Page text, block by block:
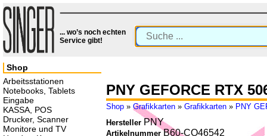
... wo’s noch echten
Service gibt!
PNY GEFORCE RTX
Shop » Grafikkarten » Grafikkarten » PNY
Hersteller PNY
ArtikelnummerB60-CO46542
Shop
Arbeitsstationen
Notebooks, Tablets
Eingabe
KASSA, POS
Drucker, Scanner
Monitore und TV